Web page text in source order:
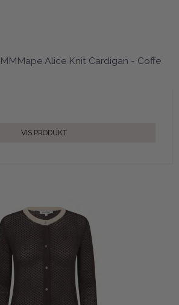
Alice Knit Cardigan - Coffe
VIS PRODUKT